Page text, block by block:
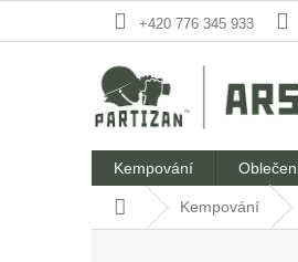
+420 776 345 933
Kempování
Domů Kempování